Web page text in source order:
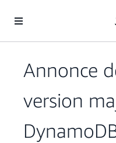
Annonce
version